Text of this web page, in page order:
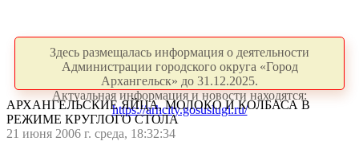
Здесь размещалась информация о деятельности
Администрации городского округа «Город
Архангельск» до 31.12.2025.
Актуальная информация и новости находятся:
https://arhcity.gosuslugi.ru/
АРХАНГЕЛЬСКИЕ ЯЙЦА, МОЛОКО И КОЛБАСА В
РЕЖИМЕ КРУГЛОГО CТОЛА
21 июня 2006 г. среда, 18:32:34